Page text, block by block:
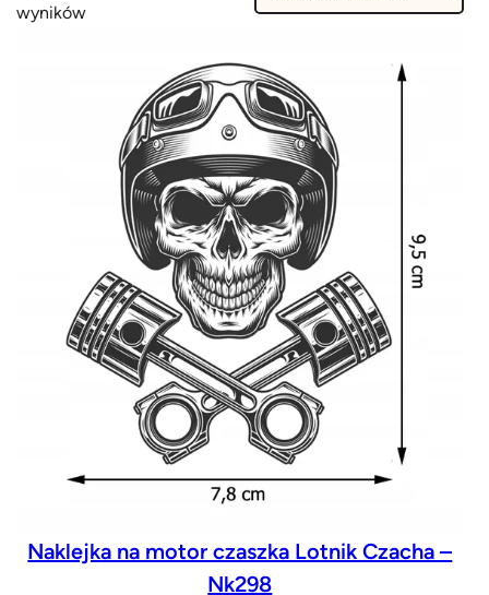
wynikówP
e
w
e
g
a
Naklejka na motor czaszka Lotnik Czacha –
Nk298